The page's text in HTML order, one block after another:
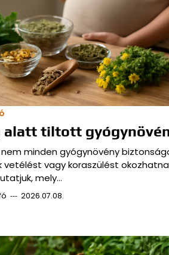
alatt tiltott
minden gyógynövény
vetélést vagy koraszülést
mely…
2026.07.08.